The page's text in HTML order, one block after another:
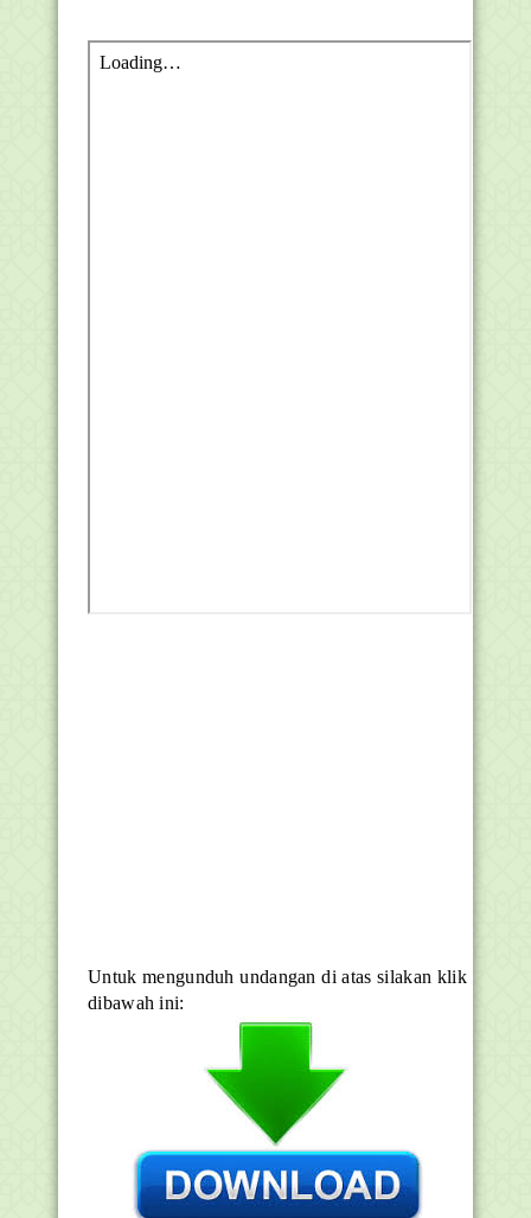
Untuk mengunduh undangan di atas silakan klik
dibawah ini: